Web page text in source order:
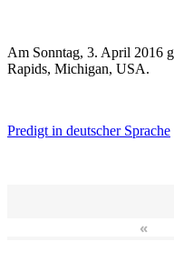
Am Sonntag, 3. April 2016
Rapids, Michigan, USA.
Predigt in deutscher Sprache
«